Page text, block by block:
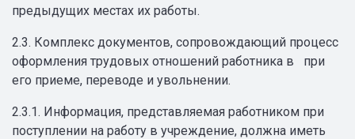
предыдущих местах их работы.
2.3. Комплекс документов, сопровождающий процесс
оформления трудовых отношений работника в при
его приеме, переводе и увольнении.
2.3.1. Информация, представляемая работником при
поступлении на работу в учреждение, должна иметь